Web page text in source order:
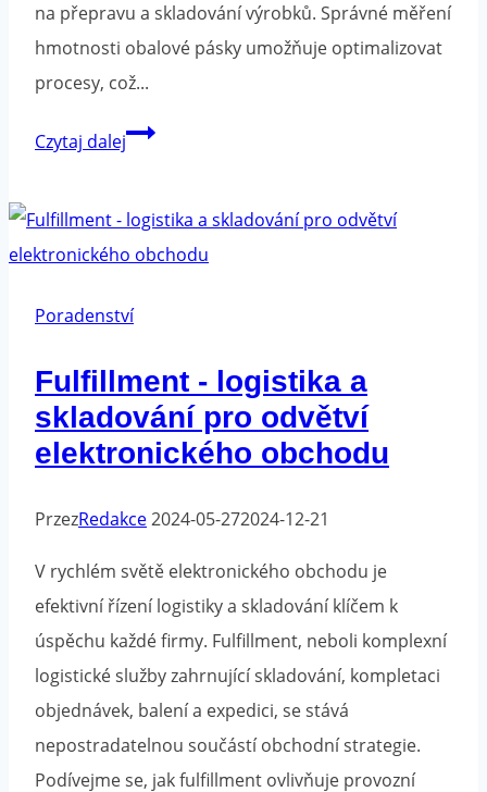
na přepravu a skladování výrobků. Správné měření
hmotnosti obalové pásky umožňuje optimalizovat
procesy, což...
Czytaj dalejKolik
páska?
Poradenství
Fulfillment - logistika a
skladování pro odvětví
elektronického obchodu
PrzezRedakce2024-05-272024-12-21
V rychlém světě elektronického obchodu je
efektivní řízení logistiky a skladování klíčem k
úspěchu každé firmy. Fulfillment, neboli komplexní
logistické služby zahrnující skladování, kompletaci
objednávek, balení a expedici, se stává
nepostradatelnou součástí obchodní strategie.
Podívejme se, jak fulfillment ovlivňuje provozní